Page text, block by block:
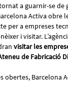
a guarnir-se de
Activa obre
per a empreses
i visitar.
visitar les
de Fabricació
obertes, Barcelona